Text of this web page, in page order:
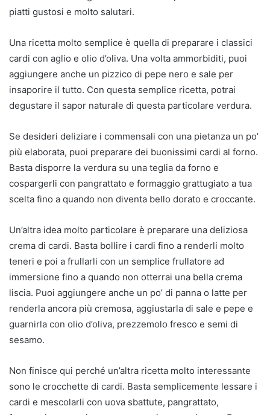
piatti gustosi e molto salutari.
Una ricetta molto semplice è quella di preparare i classici
cardi con aglio e olio d’oliva. Una volta ammorbiditi, puoi
aggiungere anche un pizzico di pepe nero e sale per
insaporire il tutto. Con questa semplice ricetta, potrai
degustare il sapor naturale di questa particolare verdura.
Se desideri deliziare i commensali con una pietanza un po’
più elaborata, puoi preparare dei buonissimi cardi al forno.
Basta disporre la verdura su una teglia da forno e
cospargerli con pangrattato e formaggio grattugiato a tua
scelta fino a quando non diventa bello dorato e croccante.
Un’altra idea molto particolare è preparare una deliziosa
crema di cardi. Basta bollire i cardi fino a renderli molto
teneri e poi a frullarli con un semplice frullatore ad
immersione fino a quando non otterrai una bella crema
liscia. Puoi aggiungere anche un po’ di panna o latte per
renderla ancora più cremosa, aggiustarla di sale e pepe e
guarnirla con olio d’oliva, prezzemolo fresco e semi di
sesamo.
Non finisce qui perché un’altra ricetta molto interessante
sono le crocchette di cardi. Basta semplicemente lessare i
cardi e mescolarli con uova sbattute, pangrattato,